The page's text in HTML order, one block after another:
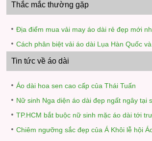
Thắc mắc thường gặp
Địa điểm mua vải may áo dài rẻ đẹp mới
Cách phân biệt vải áo dài Lụa Hàn Quốc
Tin tức về áo dài
Áo dài hoa sen cao cấp của Thái Tuấn
Nữ sinh Nga diện áo dài đẹp ngất ngây tại
TP.HCM bắt buộc nữ sinh mặc áo dài tới
Chiêm ngưỡng sắc đẹp của Á Khôi lễ hội